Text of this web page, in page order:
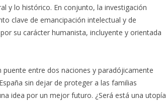
y lo histórico. En conjunto, la investigación
clave de emancipación intelectual y de
su carácter humanista, incluyente y orientada
entre dos naciones y paradójicamente
sin dejar de proteger a las familias
idea por un mejor futuro. ¿Será está una utopía